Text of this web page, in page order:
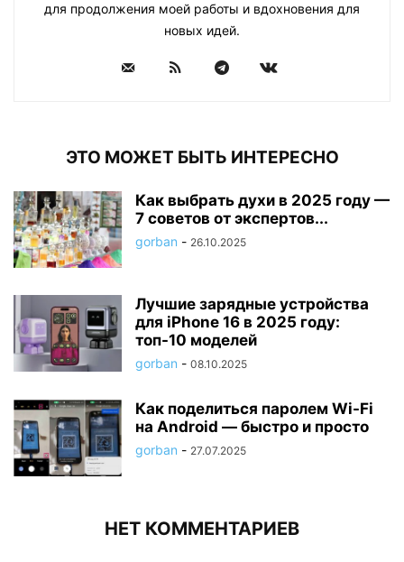
для продолжения моей работы и вдохновения для
новых идей.
ЭТО МОЖЕТ БЫТЬ ИНТЕРЕСНО
Как выбрать духи в 2025 году —
7 советов от экспертов...
gorban - 26.10.2025
Лучшие зарядные устройства
для iPhone 16 в 2025 году:
топ-10 моделей
gorban - 08.10.2025
Как поделиться паролем Wi-Fi
на Android — быстро и просто
gorban - 27.07.2025
НЕТ КОММЕНТАРИЕВ